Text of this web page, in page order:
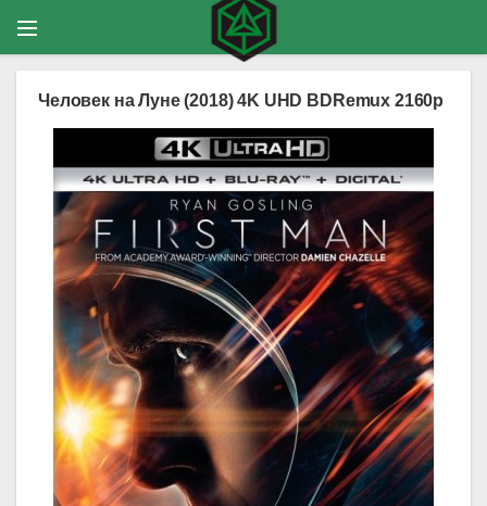
Человек на Луне (2018) 4K UHD BDRemux 2160p